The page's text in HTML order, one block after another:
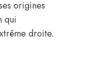
origines
qui
droite.